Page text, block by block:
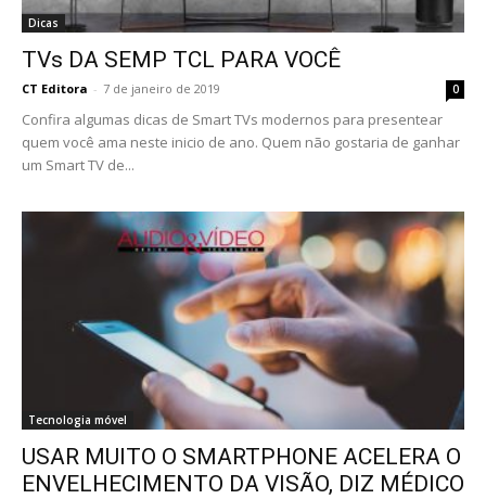
Dicas
TVs DA SEMP TCL PARA VOCÊ
CT Editora - 7 de janeiro de 2019 0
Confira algumas dicas de Smart TVs modernos para presentear
quem você ama neste inicio de ano. Quem não gostaria de ganhar
um Smart TV de...
Tecnologia móvel
USAR MUITO O SMARTPHONE ACELERA O
ENVELHECIMENTO DA VISÃO, DIZ MÉDICO